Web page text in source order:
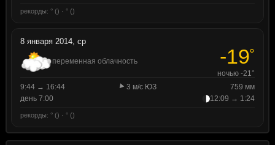
рекорды: ° () · ° ()
8 января 2014, ср
переменная облачность -19°
ночью -21°
9:44 → 16:44
3 м/с ЮЗ
759 мм
день 7:00
12:09 → 1:24
рекорды: ° () · ° ()